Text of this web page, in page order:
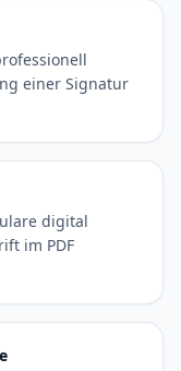
einer Signatur
digital
im PDF